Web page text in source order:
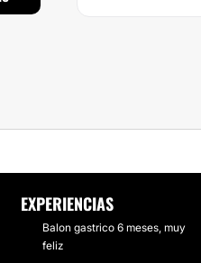
EXPERIENCIAS
Balon gastrico 6 meses, muy
feliz